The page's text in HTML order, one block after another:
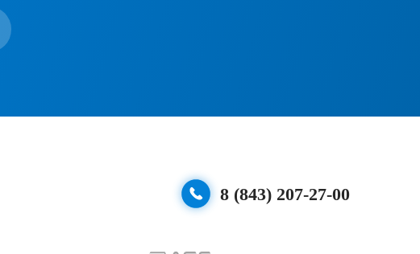
8 (843) 207-27-00